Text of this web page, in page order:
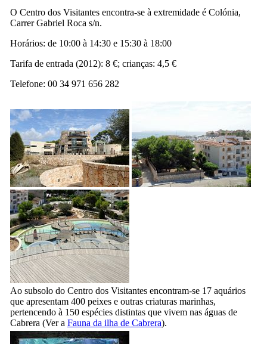
O Centro dos Visitantes encontra-se à extremidade é Colónia,
Carrer Gabriel Roca s/n.
Horários: de 10:00 à 14:30 e 15:30 à 18:00
Tarifa de entrada (2012): 8 €; crianças: 4,5 €
Telefone: 00 34 971 656 282
Ao subsolo do Centro dos Visitantes encontram-se 17 aquários
que apresentam 400 peixes e outras criaturas marinhas,
pertencendo à 150 espécies distintas que vivem nas águas de
Cabrera (Ver a Fauna da ilha de Cabrera).